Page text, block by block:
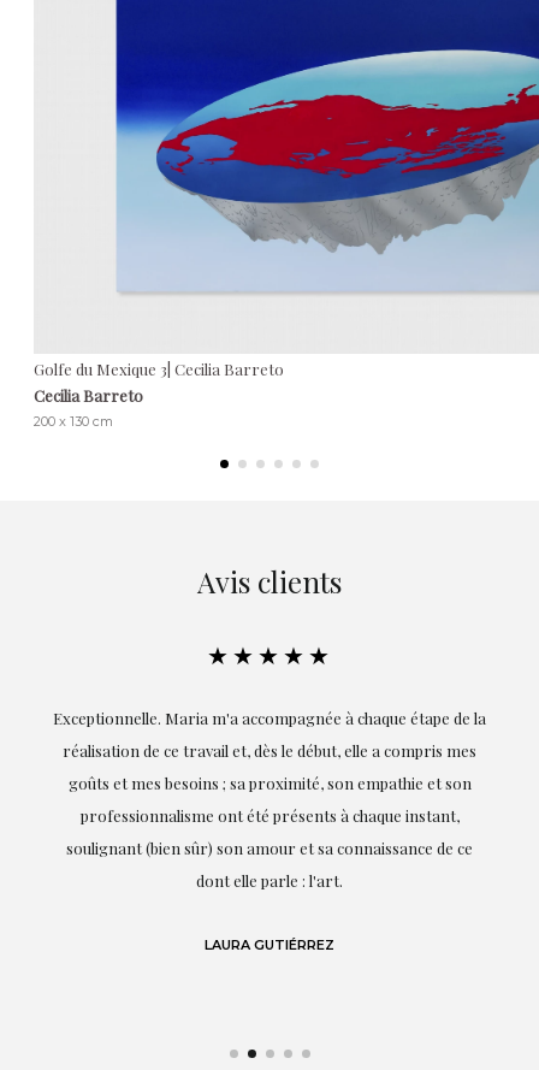
Golfe du Mexique 3| Cecilia Barreto
Cecilia Barreto
200 x 130 cm
Avis clients
★★★★★
Exceptionnelle. Maria m'a accompagnée à chaque étape de la
réalisation de ce travail et, dès le début, elle a compris mes
goûts et mes besoins ; sa proximité, son empathie et son
professionnalisme ont été présents à chaque instant,
soulignant (bien sûr) son amour et sa connaissance de ce
dont elle parle : l'art.
LAURA GUTIÉRREZ